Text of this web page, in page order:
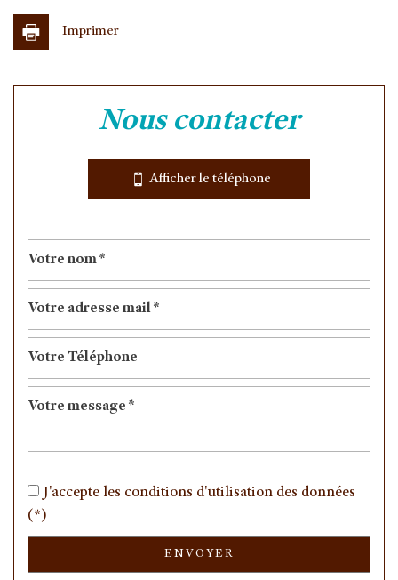
Mairie
statistiques
Nombre d'habitants
Propriétaires (vs. locataires) 43,05 %
Taxe habitation
Habitants de 25 à 55 ans 39,57 %
Habitants de plus de 55 ans
Nombre d'enfants par famille
Imprimer
nous contacter
Afficher le téléphone
J'accepte les conditions d'utilisation des données
(*)
ENVOYER